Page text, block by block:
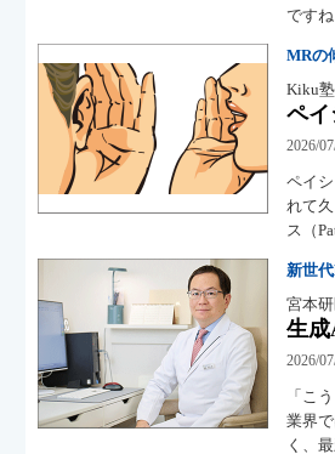
ですね
MRの
Kiku
ペイ
2026/
ペイ
れて
ス（
新世
宮本
生
2026/
「こ
業界
く、